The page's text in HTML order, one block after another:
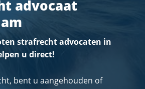
advocaat
strafrecht advocaten in
u direct!
bent u aangehouden of